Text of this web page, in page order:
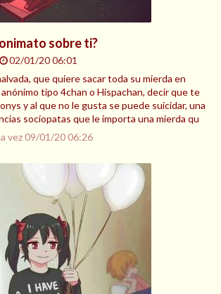
sobre ti?
02/01/20 06:01
que quiere sacar toda su mierda en
tipo 4chan o Hispachan, decir que te
y al que no le gusta se puede suicidar, una
sociopatas que le importa una mierda qu
vez09/01/20 06:26